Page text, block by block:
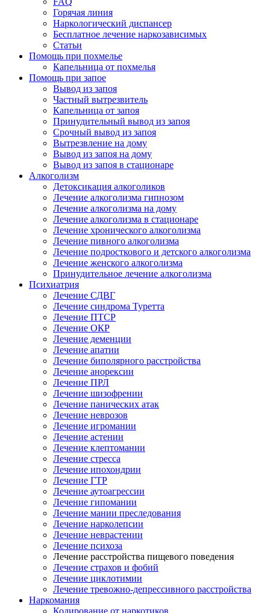
Горячая линия
Наркологический диспансер
Бесплатное лечение наркозависимых
Статьи
Помощь при похмелье
Капельница от похмелья
Помощь при запое
Вывод из запоя
Частный вытрезвитель
Капельница от запоя
Принудительный вывод из запоя
Срочный вывод из запоя
Вытрезвление на дому
Вывод из запоя на дому
Вывод из запоя в стационаре
Алкоголизм
Детоксикация алкоголиков
Лечение алкоголизма гипнозом
Лечение алкоголизма на дому
Лечение алкоголизма в стационаре
Лечение хронического алкоголизма
Лечение пивного алкоголизма
Лечение подросткового и детского алкоголизма
Лечение женского алкоголизма
Принудительное лечение алкоголизма
Психиатрия
Лечение СДВГ
Лечение синдрома Туретта
Лечение ПТСР
Лечение ОКР
Лечение деменции
Лечение апатии
Лечение биполярного расстройства
Лечение анорексии
Лечение ПРЛ
Лечение шизофрении
Лечение панических атак
Лечение неврозов
Лечение игромании
Лечение астении
Лечение клептомании
Лечение стресса
Лечение ипохондрии
Лечение ГТР
Лечение аутоагрессии
Лечение гипомании
Лечение мании преследования
Лечение нарколепсии
Лечение неврастении
Лечение психоза
Лечение расстройства пищевого поведения
Лечение страхов и фобий
Лечение циклотимии
Лечение тревожно-депрессивного расстройства
Наркомания
Кодирование от наркотиков